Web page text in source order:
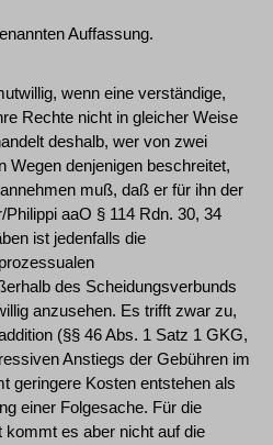
Auffassung.
wenn eine verständige,
Rechte nicht in gleicher Weise
deshalb, wer von zwei
Wegen denjenigen beschreitet,
muß, daß er für ihn der
aaO § 114 Rdn. 30, 34
ist jedenfalls die
des Scheidungsverbunds
anzusehen. Es trifft zwar zu,
(§§ 46 Abs. 1 Satz 1 GKG,
Anstiegs der Gebühren im
geringere Kosten entstehen als
einer Folgesache. Für die
kommt es aber nicht auf die